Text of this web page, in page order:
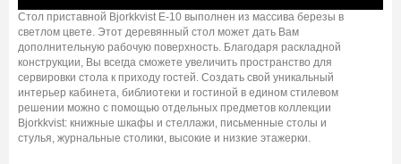
Стол приставной Bjorkkvist E-10 выполнен из массива березы в
светлом цвете. Этот деревянный стол может дать Вам
дополнительную рабочую поверхность. Благодаря раскладной
конструкции, Вы всегда сможете увеличить пространство для
сервировки стола к приходу гостей. Создать свой уникальный
интерьер кабинета, библиотеки и гостиной в едином стилевом
решении можно с помощью отдельных предметов коллекции
Bjorkkvist: книжные шкафы и стеллажи, письменные столы и
стулья, журнальные столики, высокие и низкие этажерки.